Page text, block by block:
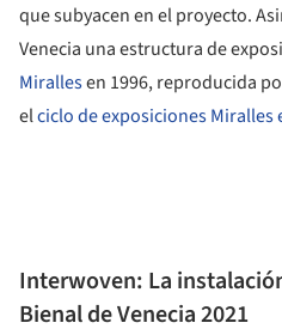
que subyacen en el proyecto.
Venecia una estructura de
Mirallesen 1996, reproducida
elciclo de exposiciones Miralles
Interwoven: La
Bienal de Venecia 2021